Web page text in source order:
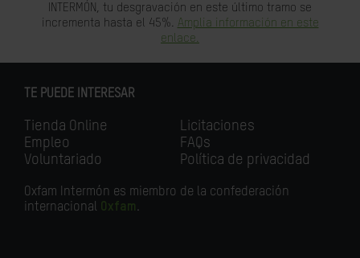
INTERMÓN, tu desgravación en este último tramo se
incrementa hasta el 45%. Amplia información en este
enlace.
TE PUEDE INTERESAR
Tienda Online
Empleo
Voluntariado
Licitaciones
FAQs
Política de privacidad
Oxfam Intermón es miembro de la confederación
internacional Oxfam.